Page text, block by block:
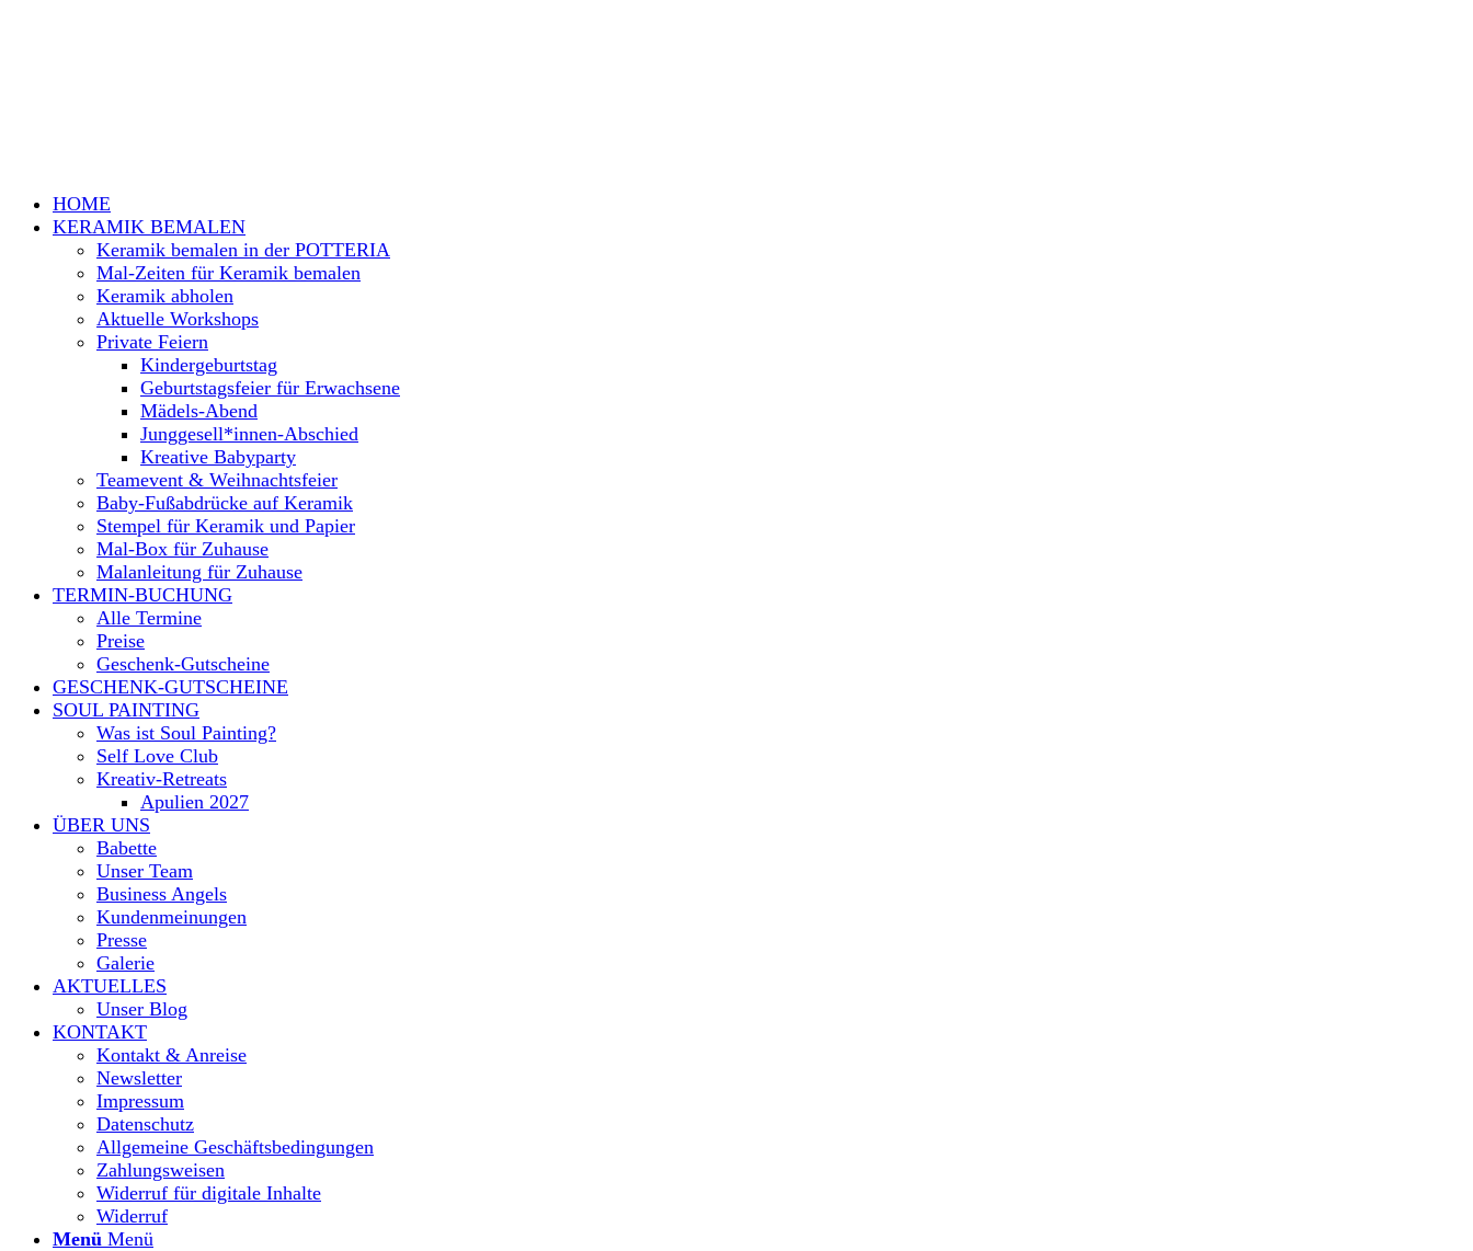
HOME
KERAMIK BEMALEN
Keramik bemalen in der POTTERIA
Mal-Zeiten für Keramik bemalen
Keramik abholen
Aktuelle Workshops
Private Feiern
Kindergeburtstag
Geburtstagsfeier für Erwachsene
Mädels-Abend
Junggesell*innen-Abschied
Kreative Babyparty
Teamevent & Weihnachtsfeier
Baby-Fußabdrücke auf Keramik
Stempel für Keramik und Papier
Mal-Box für Zuhause
Malanleitung für Zuhause
TERMIN-BUCHUNG
Alle Termine
Preise
Geschenk-Gutscheine
GESCHENK-GUTSCHEINE
SOUL PAINTING
Was ist Soul Painting?
Self Love Club
Kreativ-Retreats
Apulien 2027
ÜBER UNS
Babette
Unser Team
Business Angels
Kundenmeinungen
Presse
Galerie
AKTUELLES
Unser Blog
KONTAKT
Kontakt & Anreise
Newsletter
Impressum
Datenschutz
Allgemeine Geschäftsbedingungen
Zahlungsweisen
Widerruf für digitale Inhalte
Widerruf
Menü Menü